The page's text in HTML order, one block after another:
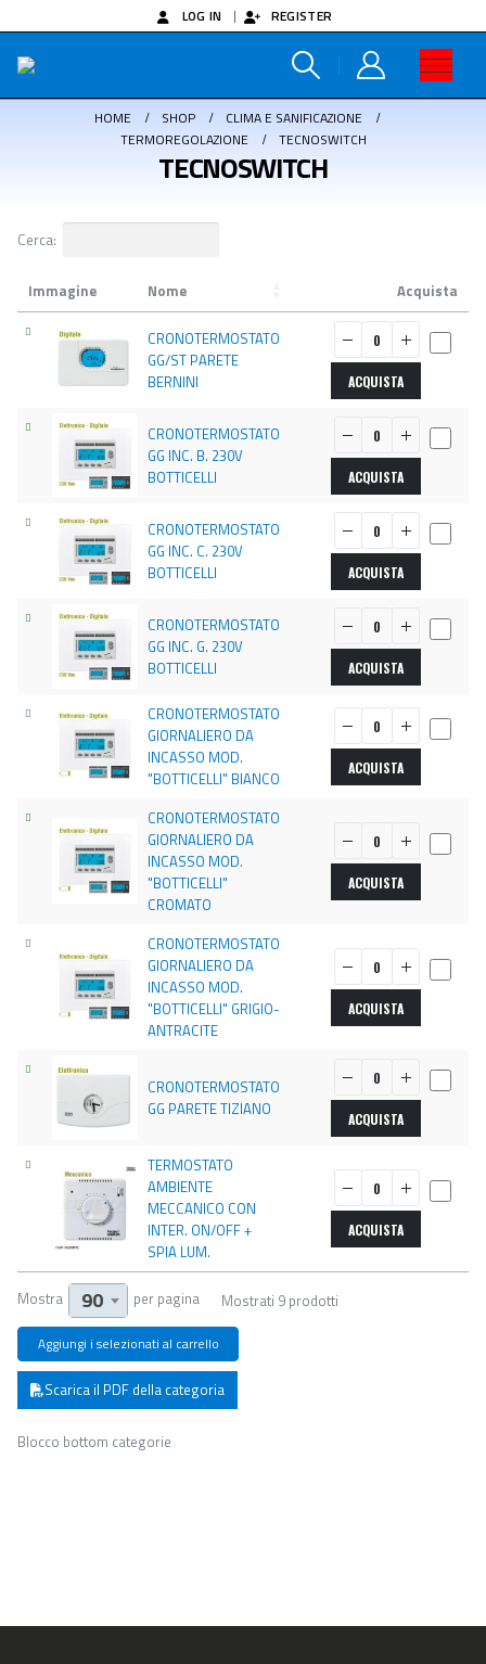
LOG IN REGISTER
HOME SHOP
CLIMA E SANIFICAZIONE
TERMOREGOLAZIONE
TECNOSWITCH
TECNOSWITCH
Cerca:
Immagine Nome Acquista
CRONOTERMOSTATO
GG/ST PARETE
BERNINI
ACQUISTA
CRONOTERMOSTATO
GG INC. B. 230V
BOTTICELLI
ACQUISTA
CRONOTERMOSTATO
GG INC. C. 230V
BOTTICELLI
ACQUISTA
CRONOTERMOSTATO
GG INC. G. 230V
BOTTICELLI
ACQUISTA
CRONOTERMOSTATO
GIORNALIERO DA
INCASSO MOD.
"BOTTICELLI" BIANCO
ACQUISTA
CRONOTERMOSTATO
GIORNALIERO DA
INCASSO MOD.
"BOTTICELLI"
CROMATO
ACQUISTA
CRONOTERMOSTATO
GIORNALIERO DA
INCASSO MOD.
"BOTTICELLI" GRIGIO-
ANTRACITE
ACQUISTA
CRONOTERMOSTATO
GG PARETE TIZIANO
ACQUISTA
TERMOSTATO
AMBIENTE
MECCANICO CON
INTER. ON/OFF +
SPIA LUM.
ACQUISTA
Mostra 90 per pagina Mostrati 9 prodotti
Scarica il PDF della categoria
Blocco bottom categorie